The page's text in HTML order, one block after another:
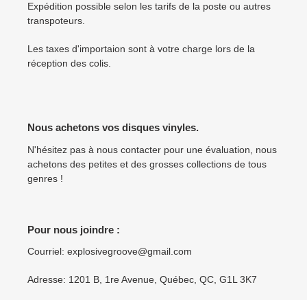
Expédition possible selon les tarifs de la poste ou autres
transpoteurs.
Les taxes d'importaion sont à votre charge lors de la
réception des colis.
Nous achetons vos disques vinyles.
N'hésitez pas à nous contacter pour une évaluation, nous
achetons des petites et des grosses collections de tous
genres !
Pour nous joindre :
Courriel: explosivegroove@gmail.com
Adresse: 1201 B, 1re Avenue, Québec, QC, G1L 3K7